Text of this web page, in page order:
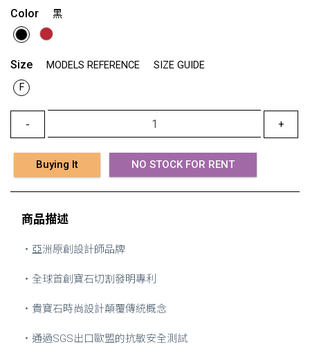
Color 黑
Size MODELS REFERENCE
SIZE GUIDE
F
- +
Buying It NO STOCK FOR RENT
商品描述
・亞洲原創設計師品牌
・全球首創寶石切割發明專利
・貴寶石時尚設計顛覆傳統概念
・通過SGS出口歐盟的抗敏安全測試